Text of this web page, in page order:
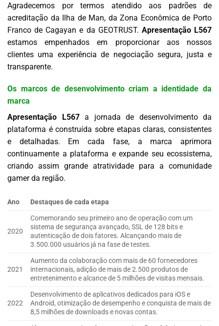
Agradecemos por termos atendido aos padrões de
acreditação da Ilha de Man, da Zona Econômica de Porto
Franco de Cagayan e da GEOTRUST. Apresentação L567
estamos empenhados em proporcionar aos nossos
clientes uma experiência de negociação segura, justa e
transparente.
Os marcos de desenvolvimento criam a identidade da
marca
Apresentação L567a jornada de desenvolvimento da
plataforma é construída sobre etapas claras, consistentes
e detalhadas. Em cada fase, a marca aprimora
continuamente a plataforma e expande seu ecossistema,
criando assim grande atratividade para a comunidade
gamer da região.
Ano Destaques de cada etapa
2020
Comemorando seu primeiro ano de operação com um
sistema de segurança avançado, SSL de 128 bits e
autenticação de dois fatores. Alcançando mais de
3.500.000 usuários já na fase de testes.
2021
Aumento da colaboração com mais de 60 fornecedores
internacionais, adição de mais de 2.500 produtos de
entretenimento e alcance de 5 milhões de visitas mensais.
2022
Desenvolvimento de aplicativos dedicados para iOS e
Android, otimização de desempenho e conquista de mais de
8,5 milhões de downloads e novas contas.